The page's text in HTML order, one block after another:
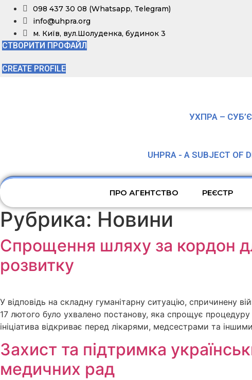
Перейти
содержимому
098 437 30 08 (Whatsapp, Telegram)
info@uhpra.org
м. Київ, вул.Шолуденка, будинок 3
СТВОРИТИ ПРОФАЙЛ
CREATE PROFILE
УХПРА –
UHPRA - A SUBJECT OF
ПРО АГЕНТСТВО РЕЄСТР
Рубрика: Новини
Спрощення шляху за кордон
розвитку
У відповідь на складну гуманітарну ситуацію, спричинену
17 лютого було ухвалено постанову, яка спрощує
ініціатива відкриває перед лікарями, медсестрами та
Захист та підтримка
медичних рад